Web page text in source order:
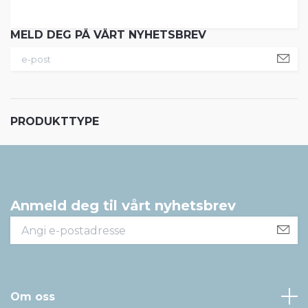
MELD DEG PÅ VÅRT NYHETSBREV
PRODUKTTYPE
Anmeld deg til vårt nyhetsbrev
Om oss